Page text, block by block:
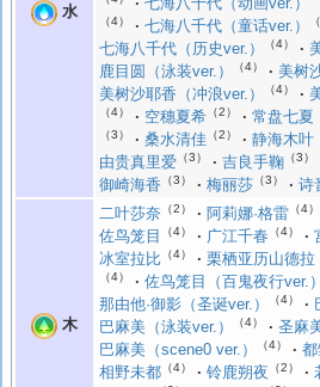
水 （4） 七海八千代（童话ver.）
七海八千代（历史ver.） （4）
鹿目圆（泳装ver.） （4） 美树
美树沙耶香（冲浪ver.） （4）
（4） 空穗夏希 （2） 常盘七夏
（3） 桑水清佳 （2） 静海木叶
由贵真里爱 （3） 吉良手鞠 （3）
御崎海香 （3） 梅丽莎 （3） 诗
木
二叶莎奈 （2） 阿莉娜·格雷 （4）
佐鸟笼目 （4） 广江千春 （4）
冰室拉比 （4） 栗栖亚历山德拉
（4） 佐鸟笼目（百鬼夜行ver.）
那由他·御影（圣诞ver.） （4）
巴麻美（泳装ver.） （4） 圣麻
巴麻美（scene0 ver.） （4）
相野未都 （4） 铃鹿朔夜 （2）